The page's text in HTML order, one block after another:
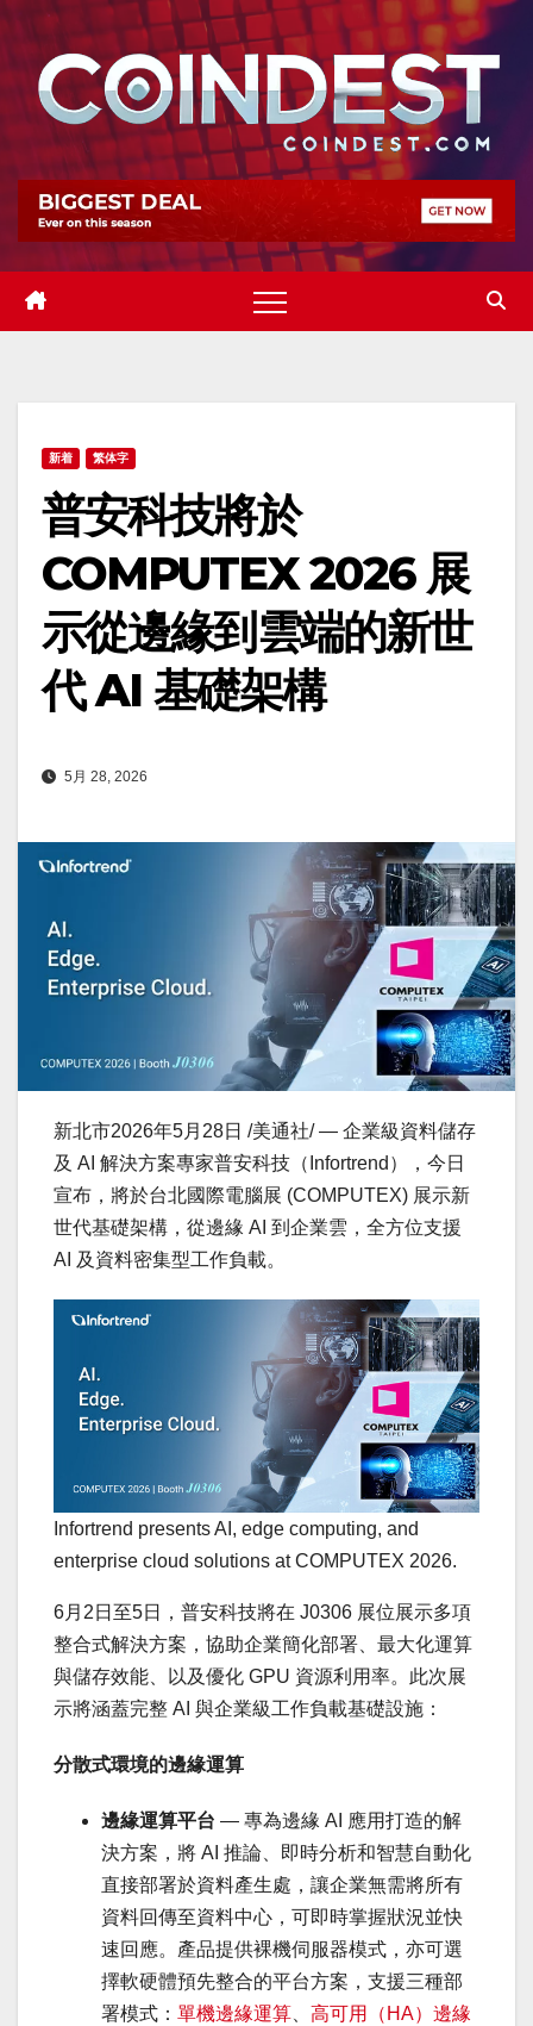
Skip
content
新着 繁体字
普安科技將於
COMPUTEX 2026 展
示從邊緣到雲端的新世
代 AI 基礎架構
5月 28, 2026
新北市2026年5月28日 /美通社/ — 企業級資料儲存
及 AI 解決方案專家普安科技（Infortrend），今日
宣布，將於台北國際電腦展 (COMPUTEX) 展示新
世代基礎架構，從邊緣 AI 到企業雲，全方位支援
AI 及資料密集型工作負載。
Infortrend presents AI, edge computing, and
enterprise cloud solutions at COMPUTEX 2026.
6月2日至5日，普安科技將在 J0306 展位展示多項
整合式解決方案，協助企業簡化部署、最大化運算
與儲存效能、以及優化 GPU 資源利用率。此次展
示將涵蓋完整 AI 與企業級工作負載基礎設施：
分散式環境的邊緣運算
邊緣運算平台 — 專為邊緣 AI 應用打造的解
決方案，將 AI 推論、即時分析和智慧自動化
直接部署於資料產生處，讓企業無需將所有
資料回傳至資料中心，可即時掌握狀況並快
速回應。產品提供裸機伺服器模式，亦可選
擇軟硬體預先整合的平台方案，支援三種部
署模式： 單機邊緣運算
高可用（HA）邊緣